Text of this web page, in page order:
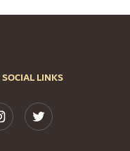
SOCIAL LINKS